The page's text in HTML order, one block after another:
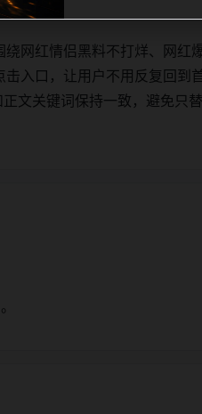
网红情侣黑料不打烊、网红
入口，让用户不用反复回到
文关键词保持一致，避免只